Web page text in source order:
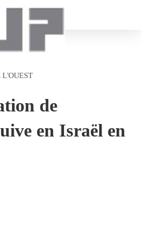
L'OUEST
de
en Israël en